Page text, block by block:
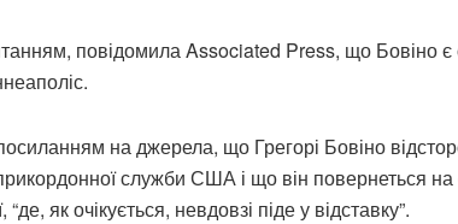
повідомила Associated Press, що Бовіно
на джерела, що Грегорі Бовіно
служби США і що він повернеться
як очікується, невдовзі піде у відставку”.